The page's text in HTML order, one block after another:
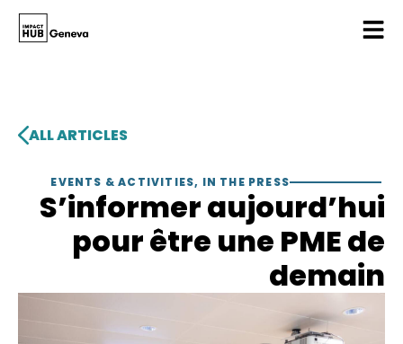
ALL ARTICLES
EVENTS & ACTIVITIES, IN THE PRESS
S’informer aujourd’hui
pour être une PME de
demain